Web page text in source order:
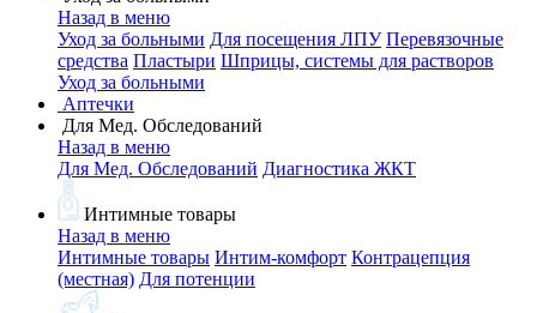
Назад в меню
Уход за больными Для посещения ЛПУ Перевязочные
средства Пластыри Шприцы, системы для растворов
Уход за больными
Аптечки
Для Мед. Обследований
Назад в меню
Для Мед. Обследований Диагностика ЖКТ
Интимные товары
Назад в меню
Интимные товары Интим-комфорт Контрацепция
(местная) Для потенции